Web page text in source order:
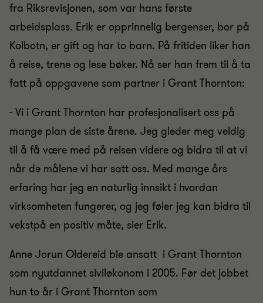
fra Riksrevisjonen, som var hans første
arbeidsplass. Erik er opprinnelig bergenser, bor på
Kolbotn, er gift og har to barn. På fritiden liker han
å reise, trene og lese bøker. Nå ser han frem til å ta
fatt på oppgavene som partner i Grant Thornton:
- Vi i Grant Thornton har profesjonalisert oss på
mange plan de siste årene. Jeg gleder meg veldig
til å få være med på reisen videre og bidra til at vi
når de målene vi har satt oss. Med mange års
erfaring har jeg en naturlig innsikt i hvordan
virksomheten fungerer, og jeg føler jeg kan bidra til
vekstpå en positiv måte, sier Erik.
Anne Jorun Oldereid ble ansatt i Grant Thornton
som nyutdannet siviløkonom i 2005. Før det jobbet
hun to år i Grant Thornton som